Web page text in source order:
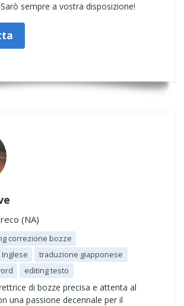
sempre a vostra disposizione!
(NA)
correzione bozze
traduzione giapponese
editing testo
di bozze precisa e attenta al
una passione decennale per il